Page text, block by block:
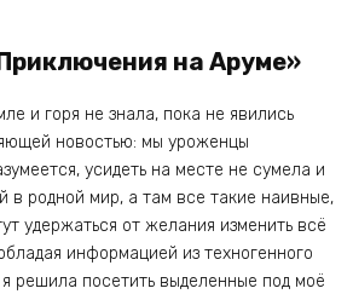
на Аруме»
и горя не знала, пока не явились
новостью: мы уроженцы
усидеть на месте не сумела и
в родной мир, а там все такие наивные,
удержаться от желания изменить всё
информацией из техногенного
решила посетить выделенные под моё